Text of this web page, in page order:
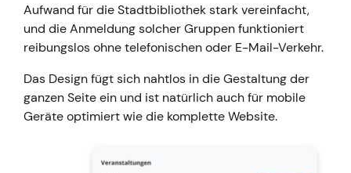
Aufwand für die Stadtbibliothek stark vereinfacht,
und die Anmeldung solcher Gruppen funktioniert
reibungslos ohne telefonischen oder E-Mail-Verkehr.
Das Design fügt sich nahtlos in die Gestaltung der
ganzen Seite ein und ist natürlich auch für mobile
Geräte optimiert wie die komplette Website.